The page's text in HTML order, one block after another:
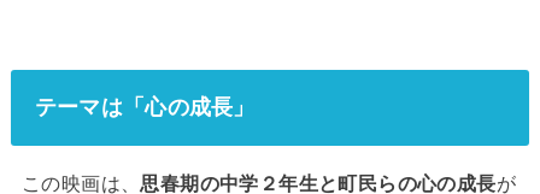
テーマは「心の成長」
この映画は、思春期の中学２年生と町民らの心の成長が